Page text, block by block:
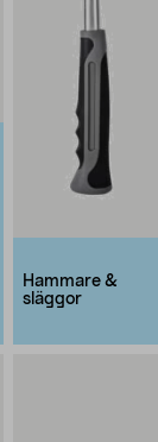
Hammare &
släggor